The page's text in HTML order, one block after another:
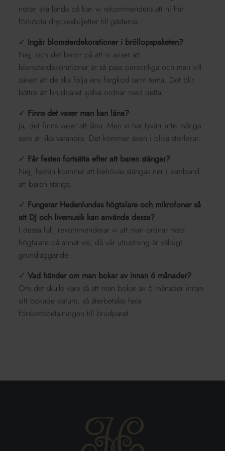
notan ska landa på kan vi rekommendera att ni har
förköpta dryckesbiljetter till gästerna.
✓ Ingår blomsterdekorationer i bröllopspaketen?
Nej, och det beror på att vi anser att
blomsterdekorationer är så pass personliga och man vill
säkert att de ska följa ens färgkod samt tema. Det blir
bättre att brudparet själva ordnar med detta.
✓ Finns det vaser man kan låna?
Ja, det finns vaser att låna. Men vi har tyvärr inte många
som är lika varandra. Det kommer även i olika storlekar.
✓ Får festen fortsätta efter att baren stänger?
Nej, festen kommer att behövas stängas ner i samband
att baren stängs.
✓ Fungerar Hedenlundas högtalare och mikrofoner så
att DJ och livemusik kan använda dessa?
I dessa fall, rekommenderar vi att man ordnar med
högtalare på annat vis, då vår utrustning är väldigt
grundläggande.
✓ Vad händer om man bokar av innan 6 månader?
Om det skulle vara så att man bokar av 6 månader innan
sitt bokade datum, så återbetalas hela
förskottsbetalningen till brudparet.